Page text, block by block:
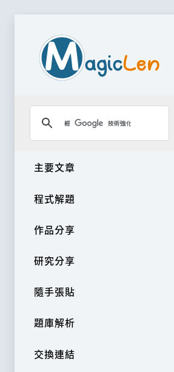
主要文章
程式解題
作品分享
研究分享
隨手張貼
題庫解析
交換連結